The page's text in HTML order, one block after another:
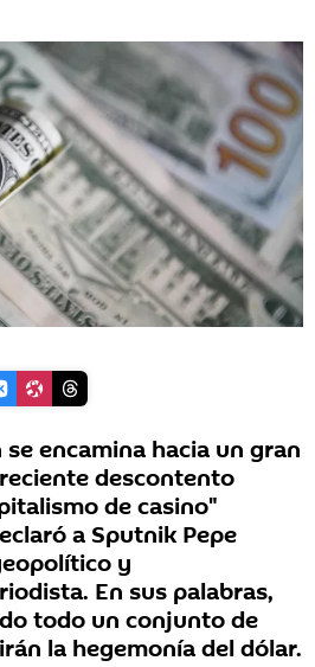
encamina hacia un gran
descontento
de casino"
a Sputnik Pepe
y
En sus palabras,
todo un conjunto de
la hegemonía del dólar.